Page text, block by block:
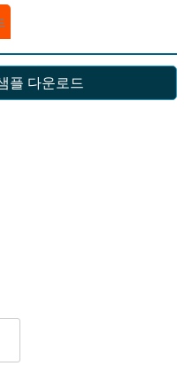
플 다운로드